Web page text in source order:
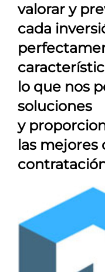
valorar y
cada
lo que nos
soluciones
y
las mejores